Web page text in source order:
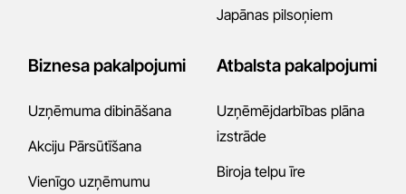
Japānas pilsoņiem
Biznesa pakalpojumi
Uzņēmuma dibināšana
Akciju Pārsūtīšana
Vienīgo uzņēmumu
Atbalsta pakalpojumi
Uzņēmējdarbības plāna
izstrāde
Biroja telpu īre